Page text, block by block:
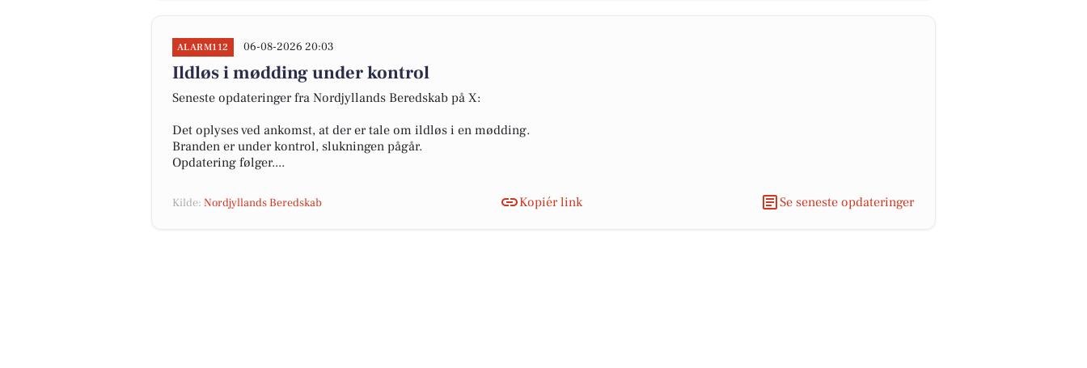
ALARM112 06-08-2026 20:03
Ildløs i mødding under kontrol
Seneste opdateringer fra Nordjyllands Beredskab på X:
Det oplyses ved ankomst, at der er tale om ildløs i en mødding.
Branden er under kontrol, slukningen pågår.
Opdatering følger....
Kilde: Nordjyllands Beredskab Kopiér link Se seneste opdateringer